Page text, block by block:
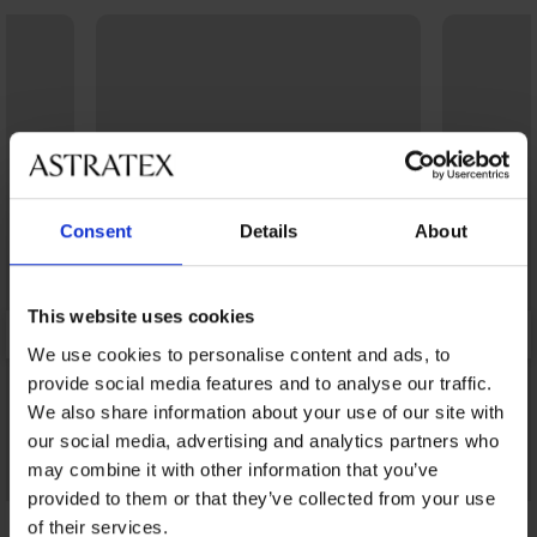
Consent Details About
This website uses cookies
We use cookies to personalise content and ads, to
provide social media features and to analyse our traffic.
We also share information about your use of our site with
our social media, advertising and analytics partners who
may combine it with other information that you’ve
provided to them or that they’ve collected from your use
of their services.
4,9
Bestseller